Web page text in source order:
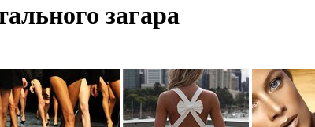
загара